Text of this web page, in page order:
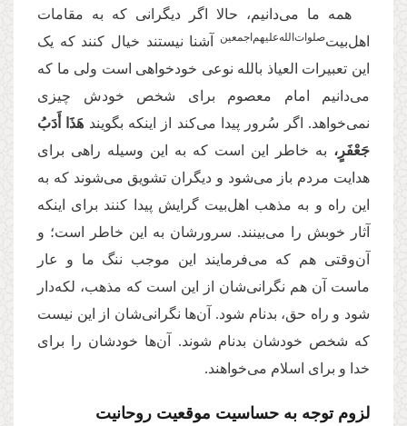
همه‌ ما می‌دانیم، حالا اگر دیگرانی که به مقامات
اهل‌بیت‌صلوات‌‌الله‌‌عليهم‌‌اجمعين
آشنا نیستند خیال کنند که یک
این تعبیرات العیاذ بالله نوعی خودخواهی است ولی ما که
می‌دانیم امام معصوم برای شخص خودش چیزی
نمی‌خواهد. اگر سُرور پیدا می‌کند از اینکه بگویند هَذَا أَدَبُ
جَعْفَرٍ، به خاطر این است که به این وسیله راهی برای
هدایت مردم باز می‌شود و دیگران تشویق می‌شوند که به
این راه و به مذهب اهل‌بیت گرایش پیدا کنند برای اینکه
آثار خوبش را می‌بینند. سرورشان به این خاطر است؛ و
آن‌وقتی هم که می‌فرمایند این موجب ننگ ما و عار
ماست آن هم نگرانی‌شان از این است که مذهب، لکه‌دار
شود و راه حق، بدنام شود. آن‌ها نگرانی‌شان از این نیست
که شخص خودشان بدنام شوند. آن‌ها خودشان را برای
خدا و برای اسلام می‌خواهند.
لزوم توجه به حساسیت موقعیت روحانیت